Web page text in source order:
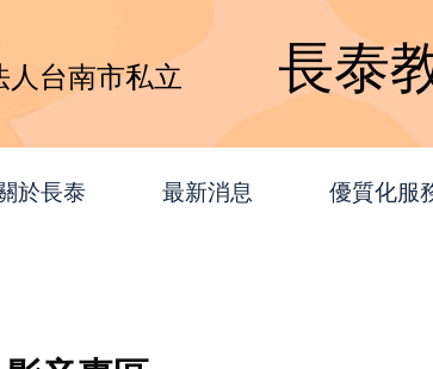
人台南市私立 長泰
於長泰 最新消息 優質化服